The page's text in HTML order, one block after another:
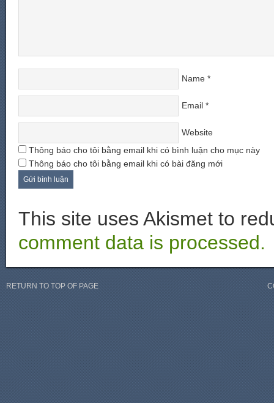
Name *
Email *
Website
Thông báo cho tôi bằng email khi có bình luận cho mục này
Thông báo cho tôi bằng email khi có bài đăng mới
This site uses Akismet to
comment data is processed.
RETURN TO TOP OF PAGE